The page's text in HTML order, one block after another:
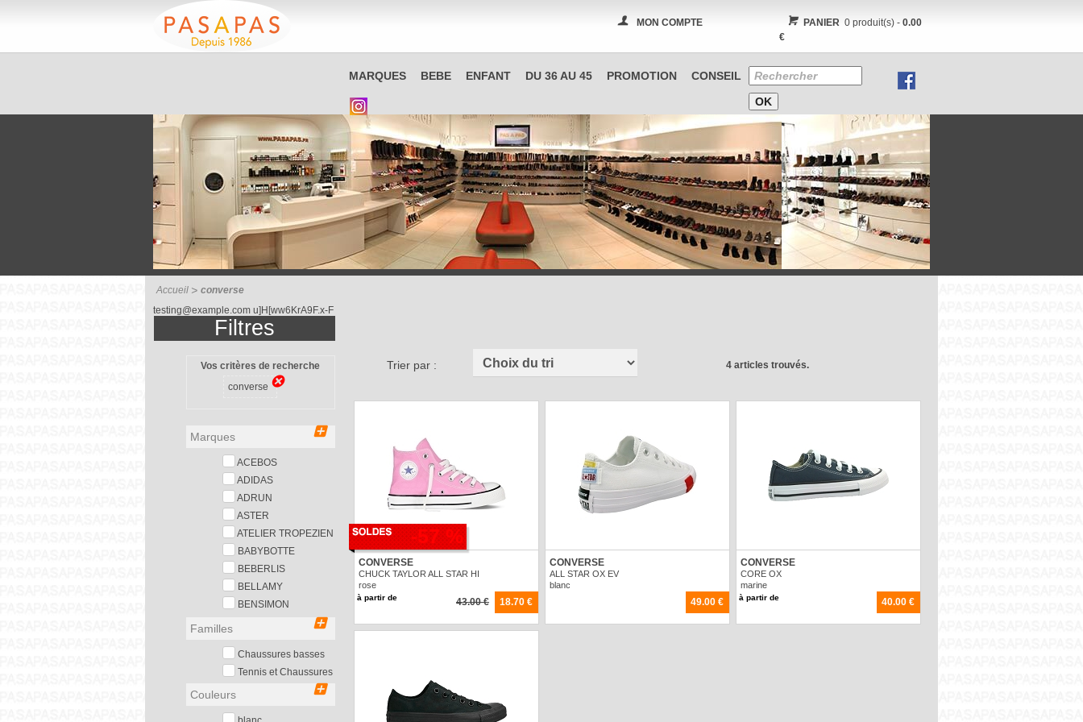
MON COMPTE PANIER 0 produit(s) -0.00
€
MARQUES BEBE ENFANT DU 36 AU 45 PROMOTION CONSEIL
Accueil
converse
testing@example.com u]H[ww6KrA9F.x-F
Filtres
Vos critères de recherche
converse
Marques
ACEBOS
ADIDAS
ADRUN
ASTER
ATELIER TROPEZIEN
BABYBOTTE
BEBERLIS
BELLAMY
BENSIMON
BIRKENSTOCK
BISGAARD
Familles
Chaussures basses
Baskets Derbies
Mocassins
Tennis et Chaussures
en toile
Couleurs
Trier par : 4 articles trouvés.
CONVERSE
CHUCK TAYLOR ALL STAR HI
rose
à partir de 18.70 €
43.00 €
-57 %
CONVERSE
ALL STAR OX EV
blanc
49.00 €
CONVERSE
CORE OX
marine
à partir de 40.00 €